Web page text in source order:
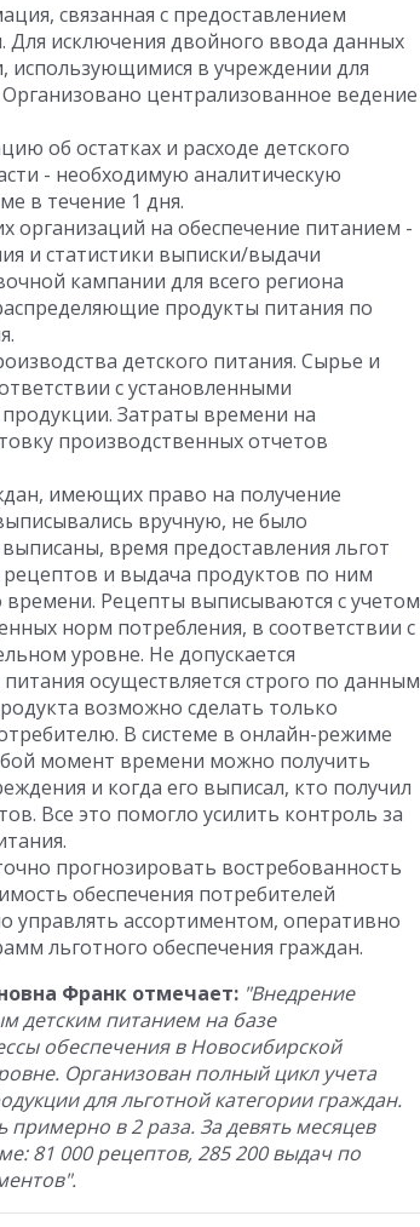
связанная с предоставлением
Для исключения двойного ввода данных
использующимися в учреждении для
централизованное ведение
об остатках и расходе детского
- необходимую аналитическую
в течение 1 дня.
организаций на обеспечение питанием -
и статистики выписки/выдачи
кампании для всего региона
продукты питания по
детского питания. Сырье и
с установленными
Затраты времени на
производственных отчетов
имеющих право на получение
вручную, не было
время предоставления льгот
и выдача продуктов по ним
Рецепты выписываются с учетом
норм потребления, в соответствии с
уровне. Не допускается
осуществляется строго по данным
возможно сделать только
В системе в онлайн-режиме
момент времени можно получить
и когда его выписал, кто получил
Все это помогло усилить контроль за
прогнозировать востребованность
обеспечения потребителей
ассортиментом, оперативно
льготного обеспечения граждан.
Франк отмечает: "Внедрение
детским питанием на базе
обеспечения в Новосибирской
Организован полный цикл учета
для льготной категории граждан.
примерно в 2 раза. За девять месяцев
81 000 рецептов, 285 200 выдач по